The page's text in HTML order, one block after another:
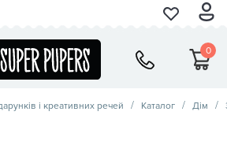
0
і креативних речей Каталог Дім